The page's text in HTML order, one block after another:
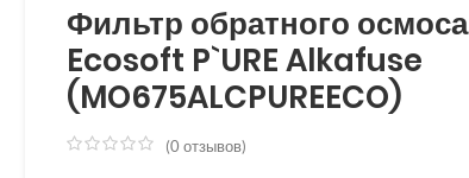
Фильтр обратного осмоса
Ecosoft P`URE Alkafuse
(MO675ALCPUREECO)
(0 отзывов)